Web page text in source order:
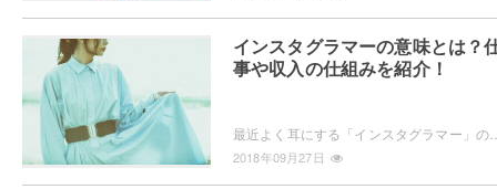
インスタグラマーの意味とは？
事や収入の仕組みを紹介！
2018年09月27日